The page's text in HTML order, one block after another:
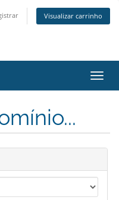
Visualizar carrinho